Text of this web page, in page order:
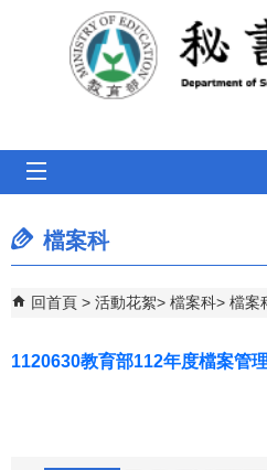
跳到主要內容區塊
檔案科
回首頁 活動花絮 檔案科 檔案
1120630教育部112年度檔案管